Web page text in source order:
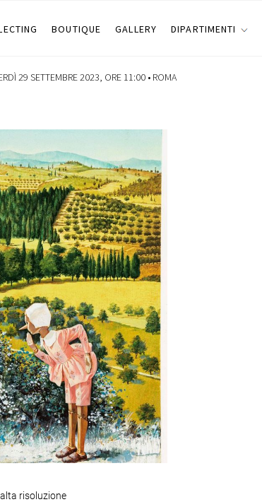
BOUTIQUE GALLERY DIPARTIMENTI
29 SETTEMBRE 2023, ORE 11:00 • ROMA
risoluzione